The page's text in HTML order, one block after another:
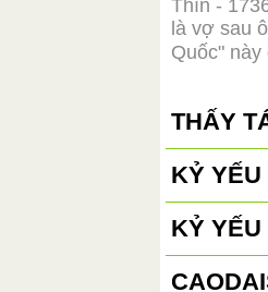
Thìn -
là vợ sau
Quốc"
THẤY
KỶ
KỶ